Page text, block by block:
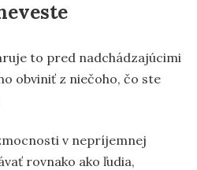
to pred nadchádzajúcimi
obviniť z niečoho, čo ste
v nepríjemnej
rovnako ako ľudia,